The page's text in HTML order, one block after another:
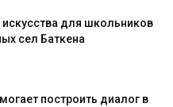
для школьников
сел Баткена
построить диалог в